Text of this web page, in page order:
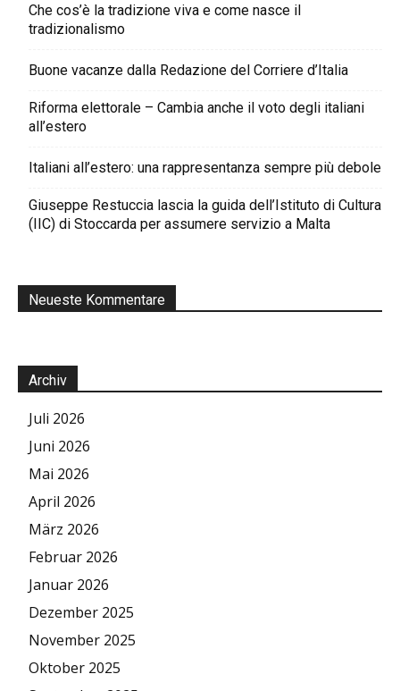
Che cos’è la tradizione viva e come nasce il
tradizionalismo
Buone vacanze dalla Redazione del Corriere d’Italia
Riforma elettorale – Cambia anche il voto degli italiani
all’estero
Italiani all’estero: una rappresentanza sempre più debole
Giuseppe Restuccia lascia la guida dell’Istituto di Cultura
(IIC) di Stoccarda per assumere servizio a Malta
Neueste Kommentare
Archiv
Juli 2026
Juni 2026
Mai 2026
April 2026
März 2026
Februar 2026
Januar 2026
Dezember 2025
November 2025
Oktober 2025